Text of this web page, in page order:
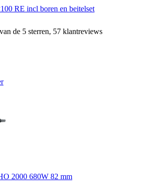
RE incl boren en beitelset
de 5 sterren, 57 klantreviews
2000 680W 82 mm